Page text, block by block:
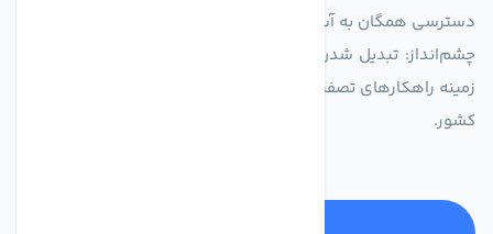
دسترسی همگان به آب پاک و سالم.
چشم‌انداز: تبدیل شدن به انتخاب اول صنایع و مصرف‌کنندگان در
زمینه راهکارهای تصفیه آب و ایفای نقشی کلیدی در حفظ منابع آبی
کشور.